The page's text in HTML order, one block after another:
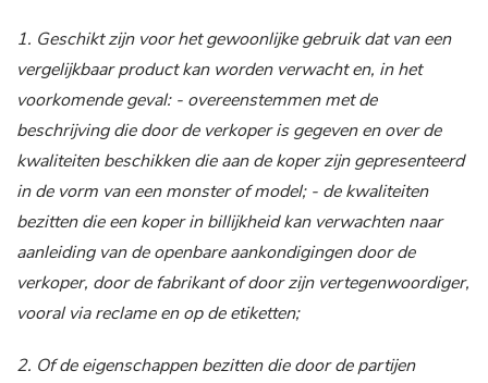
1. Geschikt zijn voor het gewoonlijke gebruik dat van een
vergelijkbaar product kan worden verwacht en, in het
voorkomende geval: - overeenstemmen met de
beschrijving die door de verkoper is gegeven en over de
kwaliteiten beschikken die aan de koper zijn gepresenteerd
in de vorm van een monster of model; - de kwaliteiten
bezitten die een koper in billijkheid kan verwachten naar
aanleiding van de openbare aankondigingen door de
verkoper, door de fabrikant of door zijn vertegenwoordiger,
vooral via reclame en op de etiketten;
2. Of de eigenschappen bezitten die door de partijen